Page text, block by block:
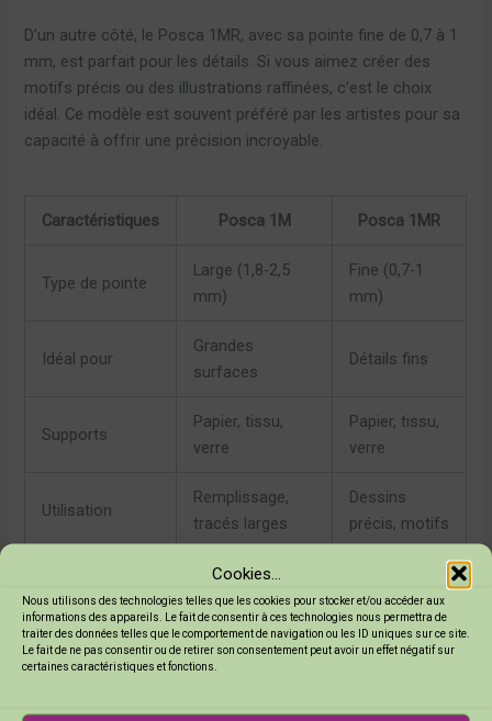
Cookies...
Nous utilisons des technologies telles que les cookies pour stocker et/ou accéder aux
informations des appareils. Le fait de consentir à ces technologies nous permettra de
traiter des données telles que le comportement de navigation ou les ID uniques sur ce site.
Le fait de ne pas consentir ou de retirer son consentement peut avoir un effet négatif sur
certaines caractéristiques et fonctions.
D’un autre côté, le Posca 1MR, avec sa pointe fine de 0,7 à 1
mm, est parfait pour les détails. Si vous aimez créer des
motifs précis ou des illustrations raffinées, c’est le choix
idéal. Ce modèle est souvent préféré par les artistes pour sa
capacité à offrir une précision incroyable.
Caractéristiques Posca 1M Posca 1MR
Type de pointe
Large (1,8-2,5
mm)
Fine (0,7-1
mm)
Idéal pour
Grandes
surfaces
Détails fins
Supports
Papier, tissu,
verre
Papier, tissu,
verre
Utilisation
Remplissage,
tracés larges
Dessins
précis, motifs
En résumé, le choix entre le Posca 1M et le Posca 1MR
dépend vraiment de ce que vous souhaitez réaliser. Pour un
projet qui nécessite des traits larges, n’hésitez pas à opter
pour le 1M. En revanche, si vous êtes plus dans le détail, le